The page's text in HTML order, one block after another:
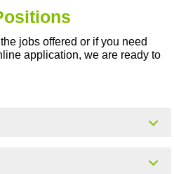
jobs offered or if you need
application, we are ready to